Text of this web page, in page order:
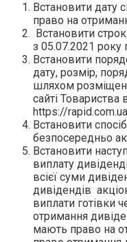
Встановити дату
право на
Встановити
з 05.07.2021 року
Встановити
дату, розмір,
шляхом
сайті Товариства
https://
Встановити
безпосередньо
Встановити
виплату
всієї суми
дивідендів
виплати готівки
отримання
мають право на